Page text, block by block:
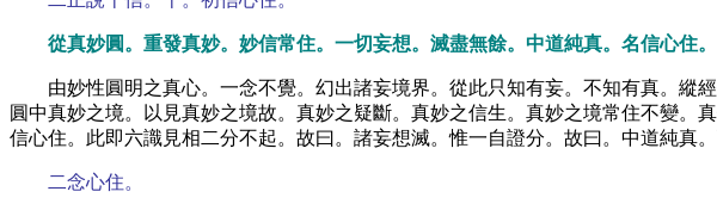
從真妙圓。重發真妙。妙信常住。一切妄想。滅盡無餘。中道純真。名信心住。
由妙性圓明之真心。一念不覺。幻出諸妄境界。從此只知有妄。不知有真。
圓中真妙之境。以見真妙之境故。真妙之疑斷。真妙之信生。真妙之境常住不變
信心住。此即六識見相二分不起。故曰。諸妄想滅。惟一自證分。故曰。中道純真
二念心住。